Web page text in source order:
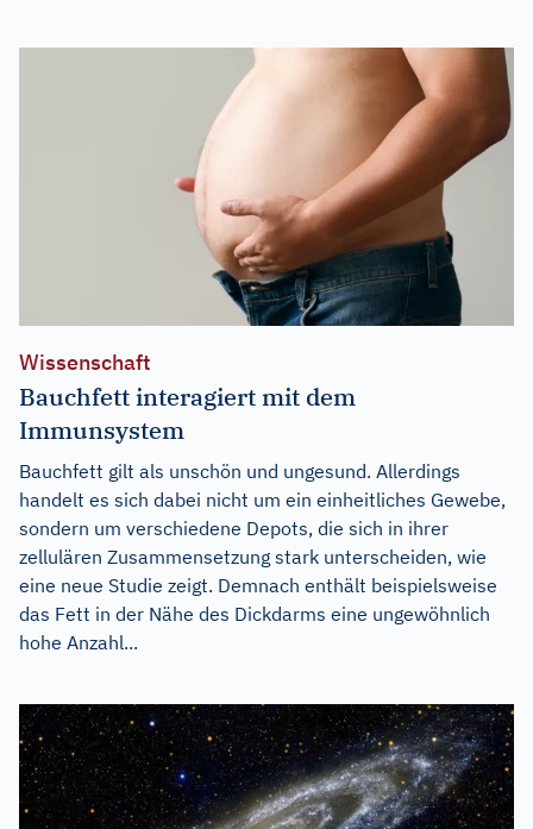
Wissenschaft
Bauchfett interagiert mit dem
Immunsystem
Bauchfett gilt als unschön und ungesund. Allerdings
handelt es sich dabei nicht um ein einheitliches Gewebe,
sondern um verschiedene Depots, die sich in ihrer
zellulären Zusammensetzung stark unterscheiden, wie
eine neue Studie zeigt. Demnach enthält beispielsweise
das Fett in der Nähe des Dickdarms eine ungewöhnlich
hohe Anzahl...